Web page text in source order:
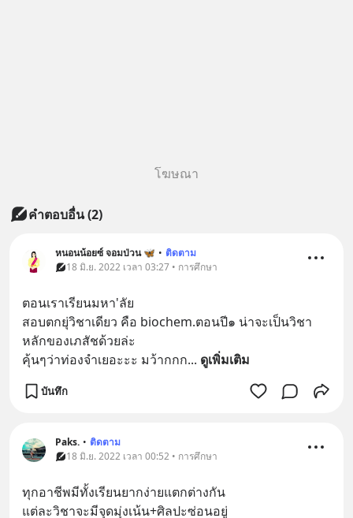
โฆษณา
คำตอบอื่น(2)
หนอนน้อยซ์ จอมป่วน 🦋 • ติดตาม
18 มิ.ย. 2022 เวลา 03:27 • การศึกษา
ตอนเราเรียนมหา'ลัย
สอบตกยุ่วิชาเดียว คือ biochem.ตอนปี๑ น่าจะเป็นวิชา
หลักของเภสัชด้วยล่ะ
คุ้นๆว่าท่องจำเยอะะะ มว้ากกก... ดูเพิ่มเติม
บันทึก
Paks. • ติดตาม
18 มิ.ย. 2022 เวลา 00:52 • การศึกษา
ทุกอาชีพมีทั้งเรียนยากง่ายแตกต่างกัน
แต่ละวิชาจะมีจุดมุ่งเน้น+ศิลปะซ่อนอยู่